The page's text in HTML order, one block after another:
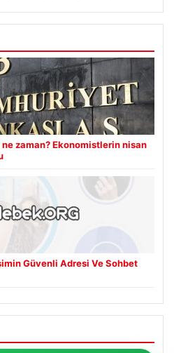
ne zaman? Ekonomistlerin nisan
Güvenli Adresi Ve Sohbet